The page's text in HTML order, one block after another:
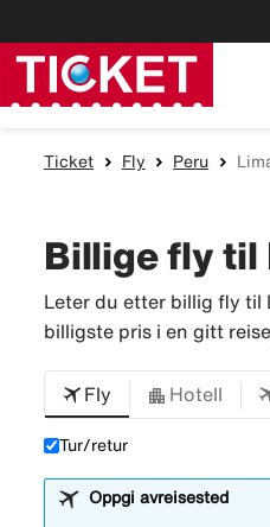
Ticket Fly Peru
Billige fly til
Leter du etter billig fly til
billigste pris i en gitt
Fly Hotell
Tur/retur
Oppgi avreisested